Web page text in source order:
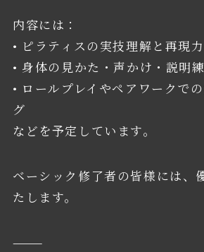
内容には：
• ピラティスの実技理解と再現力
• 身体の見かた・声かけ・説明
• ロールプレイやペアワークで
グ
などを予定しています。
ベーシック修了者の皆様には、
たします。
⸻